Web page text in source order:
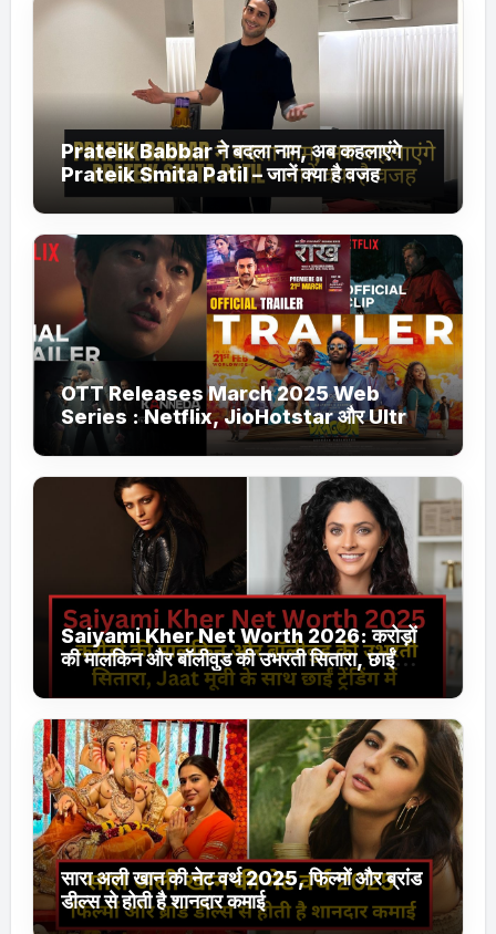
Prateik Babbar ने बदला नाम, अब कहलाएंगे
Prateik Smita Patil – जानें क्या है वजह
OTT Releases March 2025 Web
Series : Netflix, JioHotstar और Ultra
Jhakaas पर नई वेब सीरीज और फिल्में
Saiyami Kher Net Worth 2026: करोड़ों
की मालकिन और बॉलीवुड की उभरती सितारा, छाईं
ट्रेंडिंग में
सारा अली खान की नेट वर्थ 2025, फिल्मों और ब्रांड
डील्स से होती है शानदार कमाई